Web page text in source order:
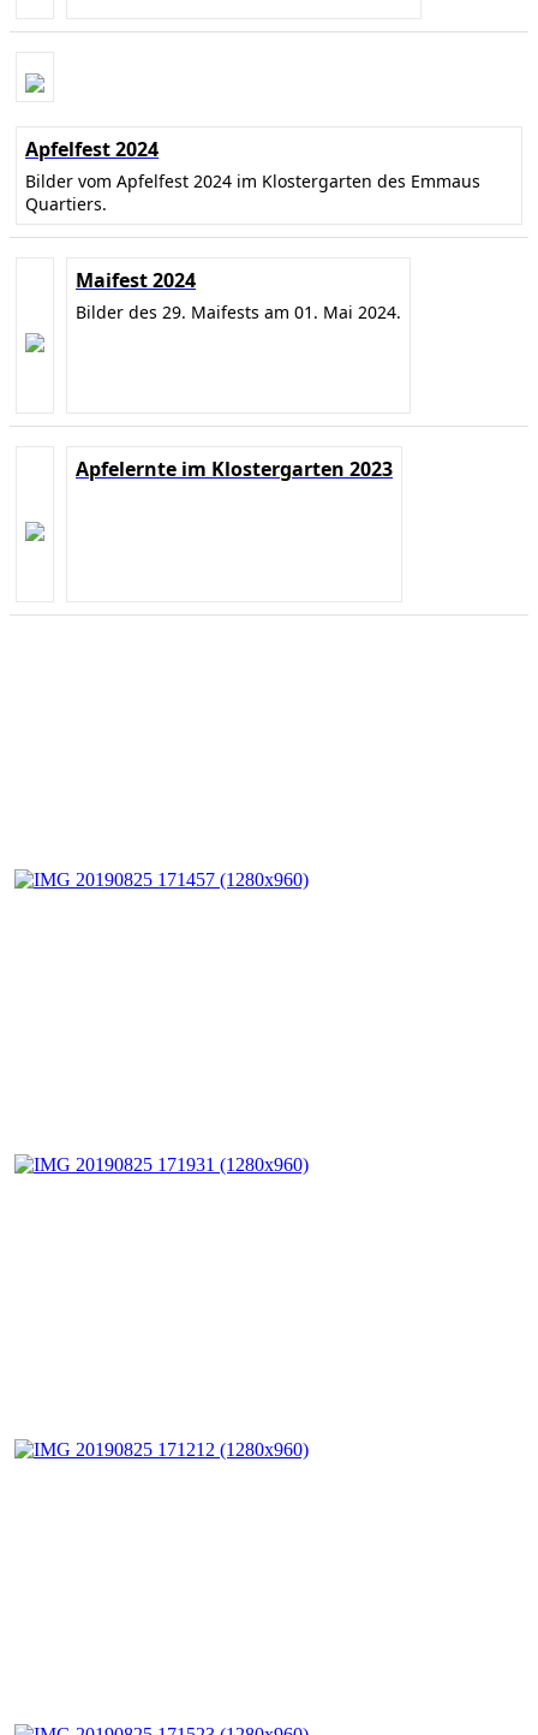
Apfelfest 2024
Bilder vom Apfelfest 2024 im Klostergarten des Emmaus
Quartiers.
Maifest 2024
Bilder des 29. Maifests am 01. Mai 2024.
Apfelernte im Klostergarten 2023